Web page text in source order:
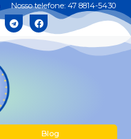
Nosso telefone: 47 8814-5430
Blog